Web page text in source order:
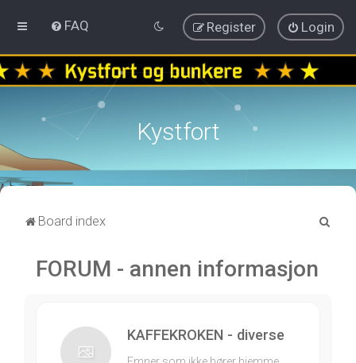
FAQ Login
Register
Kystfort
Board index
FORUM - annen informasjon
KAFFEKROKEN - diverse